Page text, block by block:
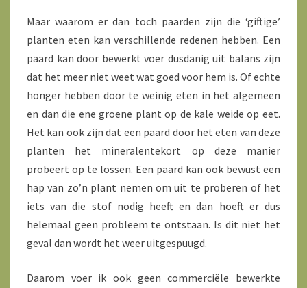
Maar waarom er dan toch paarden zijn die ‘giftige’
planten eten kan verschillende redenen hebben. Een
paard kan door bewerkt voer dusdanig uit balans zijn
dat het meer niet weet wat goed voor hem is. Of echte
honger hebben door te weinig eten in het algemeen
en dan die ene groene plant op de kale weide op eet.
Het kan ook zijn dat een paard door het eten van deze
planten het mineralentekort op deze manier
probeert op te lossen. Een paard kan ook bewust een
hap van zo’n plant nemen om uit te proberen of het
iets van die stof nodig heeft en dan hoeft er dus
helemaal geen probleem te ontstaan. Is dit niet het
geval dan wordt het weer uitgespuugd.
Daarom voer ik ook geen commerciële bewerkte